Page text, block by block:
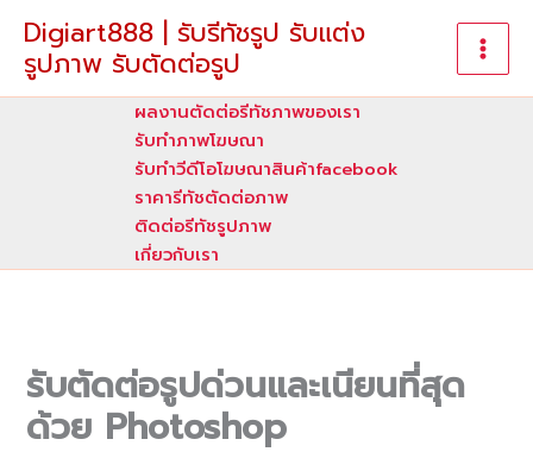
content
Digiart888 | รับรีทัชรูป รับแต่ง
รูปภาพ รับตัดต่อรูป
ผลงานตัดต่อรีทัชภาพของเรา
รับทําภาพโฆษณา
รับทำวีดีโอโฆษณาสินค้าfacebook
ราคารีทัชตัดต่อภาพ
ติดต่อรีทัชรูปภาพ
เกี่ยวกับเรา
รับตัดต่อรูปด่วนและเนียนที่สุด
ด้วย Photoshop